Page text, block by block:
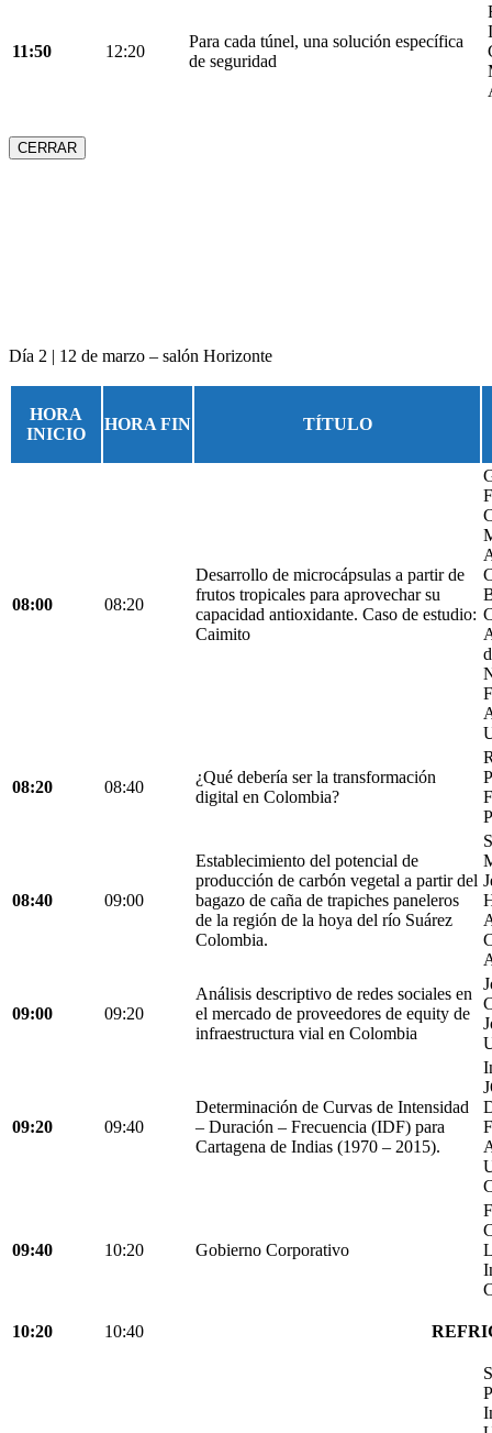
11:50 12:20
Para cada túnel, una solución específica
de seguridad
CERRAR
Día 2 | 12 de marzo – salón Horizonte
HORA
INICIO
HORA FIN TÍTULO
08:00 08:20
Desarrollo de microcápsulas a partir de
frutos tropicales para aprovechar su
capacidad antioxidante. Caso de estudio:
Caimito
08:20 08:40
¿Qué debería ser la transformación
digital en Colombia?
08:40 09:00
Establecimiento del potencial de
producción de carbón vegetal a partir del
bagazo de caña de trapiches paneleros
de la región de la hoya del río Suárez
Colombia.
09:00 09:20
Análisis descriptivo de redes sociales en
el mercado de proveedores de equity de
infraestructura vial en Colombia
09:20 09:40
Determinación de Curvas de Intensidad
– Duración – Frecuencia (IDF) para
Cartagena de Indias (1970 – 2015).
09:40 10:20 Gobierno Corporativo
10:20 10:40